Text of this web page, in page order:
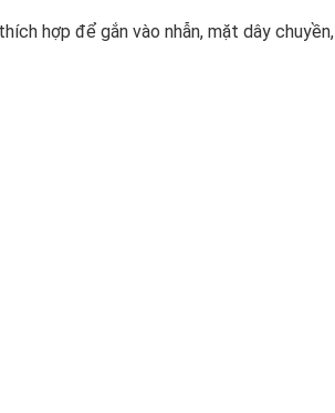
hợp để gắn vào nhẫn, mặt dây chuyền,